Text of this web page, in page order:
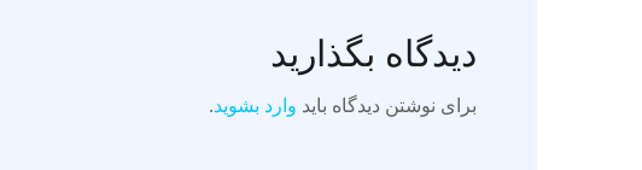
دیدگاه بگذارید
برای نوشتن دیدگاه باید وارد بشوید.